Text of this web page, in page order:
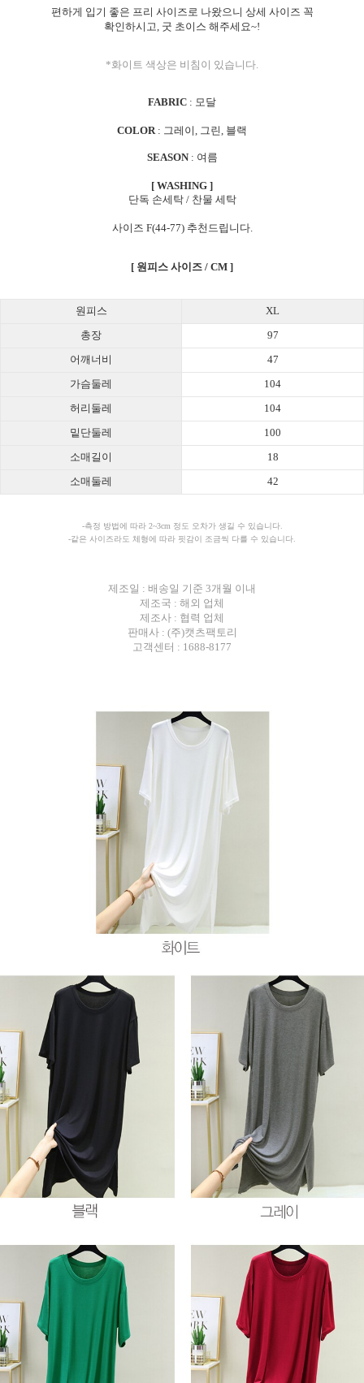
편하게 입기 좋은 프리 사이즈로 나왔으니 상세 사이즈 꼭
확인하시고, 굿 초이스 해주세요~!
*화이트 색상은 비침이 있습니다.
FABRIC : 모달
COLOR : 그레이, 그린, 블랙
SEASON : 여름
[ WASHING ]
단독 손세탁 / 찬물 세탁
사이즈 F(44-77) 추천드립니다.
[ 원피스 사이즈 / CM ]
원피스 XL
총장 97
어깨너비 47
가슴둘레 104
허리둘레 104
밑단둘레 100
소매길이 18
소매둘레 42
-측정 방법에 따라 2~3cm 정도 오차가 생길 수 있습니다.
-같은 사이즈라도 체형에 따라 핏감이 조금씩 다를 수 있습니다.
제조일 : 배송일 기준 3개월 이내
제조국 : 해외 업체
제조사 : 협력 업체
판매사 : (주)캣츠팩토리
고객센터 : 1688-8177